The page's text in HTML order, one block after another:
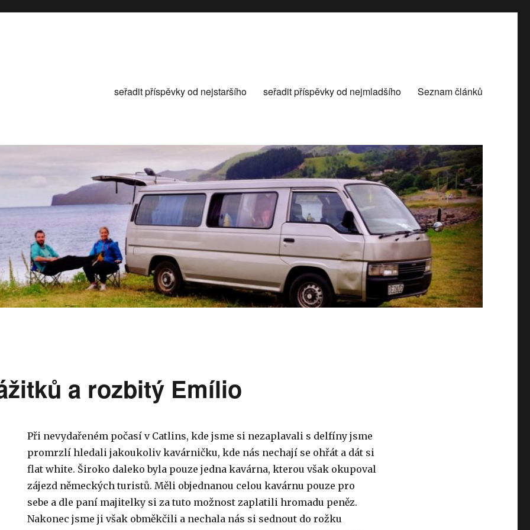
seřadit příspěvky od nejstaršího seřadit příspěvky od nejmladšího Seznam článků
a rozbitý Emílio
Při nevydařeném počasí v Catlins, kde jsme si nezaplavali s delfíny jsme
promrzlí hledali jakoukoliv kavárničku, kde nás nechají se ohřát a dát si
flat white. Široko daleko byla pouze jedna kavárna, kterou však okupoval
zájezd německých turistů. Měli objednanou celou kavárnu pouze pro
sebe a dle paní majitelky si za tuto možnost zaplatili hromadu peněz.
Nakonec jsme ji však obměkčili a nechala nás si sednout do rožku